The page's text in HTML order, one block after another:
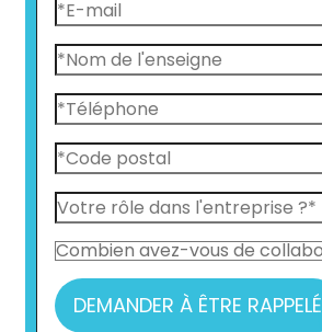
DEMANDER À ÊTRE RAPPELÉ